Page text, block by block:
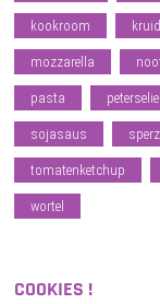
kookroom
mozzarella
pasta peterselie
sojasaus
tomatenketchup
wortel
COOKIES !